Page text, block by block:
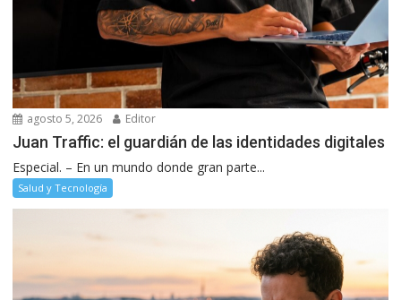
agosto 5, 2026 Editor
Juan Traffic: el guardián de las identidades digitales
Especial. – En un mundo donde gran parte...
Salud y Tecnología